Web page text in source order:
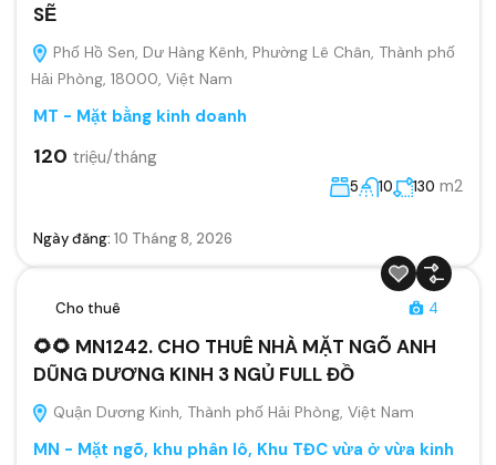
SẼ
Phố Hồ Sen, Dư Hàng Kênh, Phường Lê Chân, Thành phố
Hải Phòng, 18000, Việt Nam
MT - Mặt bằng kinh doanh
120 triệu/tháng
5 10 130 m2
Ngày đăng: 10 Tháng 8, 2026
Cho thuê 4
🌻🌻 MN1242. CHO THUÊ NHÀ MẶT NGÕ ANH
DŨNG DƯƠNG KINH 3 NGỦ FULL ĐỒ
Quận Dương Kinh, Thành phố Hải Phòng, Việt Nam
MN - Mặt ngõ, khu phân lô, Khu TĐC vừa ở vừa kinh